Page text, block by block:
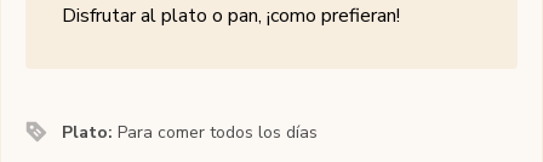
Disfrutar al plato o pan, ¡como prefieran!
Plato:Para comer todos los días